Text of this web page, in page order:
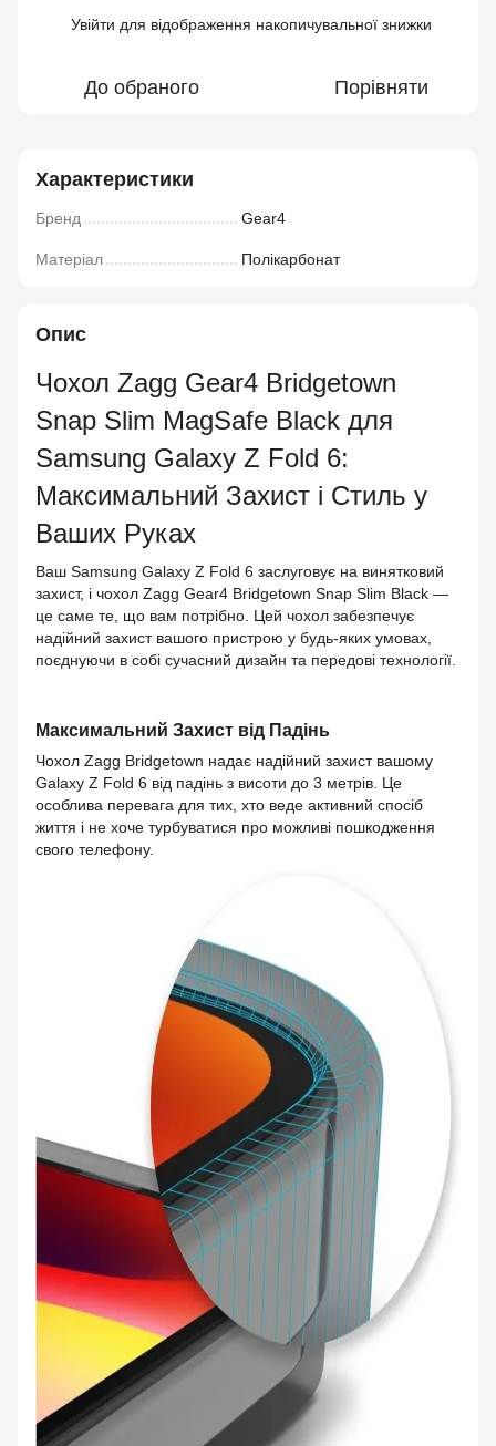
Увійти для відображення накопичувальної знижки
До обраного Порівняти
Характеристики
Бренд Gear4
Матеріал Полікарбонат
Опис
Чохол Zagg Gear4 Bridgetown
Snap Slim MagSafe Black для
Samsung Galaxy Z Fold 6:
Максимальний Захист і Стиль у
Ваших Руках
Ваш Samsung Galaxy Z Fold 6 заслуговує на винятковий
захист, і чохол Zagg Gear4 Bridgetown Snap Slim Black —
це саме те, що вам потрібно. Цей чохол забезпечує
надійний захист вашого пристрою у будь-яких умовах,
поєднуючи в собі сучасний дизайн та передові технології.
Максимальний Захист від Падінь
Чохол Zagg Bridgetown надає надійний захист вашому
Galaxy Z Fold 6 від падінь з висоти до 3 метрів. Це
особлива перевага для тих, хто веде активний спосіб
життя і не хоче турбуватися про можливі пошкодження
свого телефону.